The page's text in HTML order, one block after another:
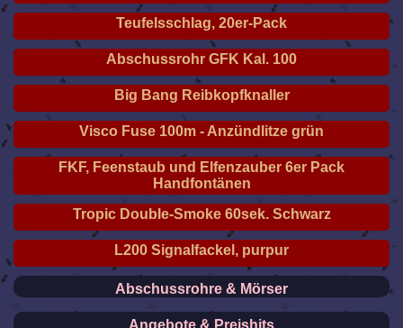
Teufelsschlag, 20er-Pack
Abschussrohr GFK Kal. 100
Big Bang Reibkopfknaller
Visco Fuse 100m - Anzündlitze grün
FKF, Feenstaub und Elfenzauber 6er Pack
Handfontänen
Tropic Double-Smoke 60sek. Schwarz
L200 Signalfackel, purpur
Abschussrohre & Mörser
Angebote & Preishits